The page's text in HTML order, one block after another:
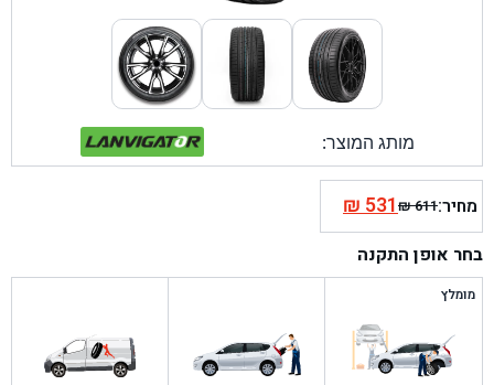
מותג המוצר:
מחיר: ₪611
המחיר
המקורי
היה:
₪531המחיר
הנוכחי
הוא:
בחר אופן התקנה
מומלץ